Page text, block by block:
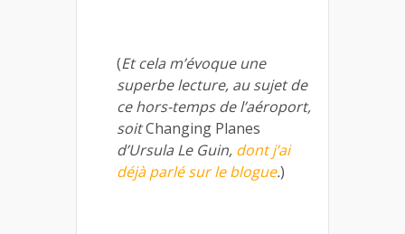
(Et cela m’évoque une
superbe lecture, au sujet de
ce hors-temps de l’aéroport,
soitChanging Planes
d’Ursula Le Guin, dont j’ai
déjà parlé sur le blogue.)